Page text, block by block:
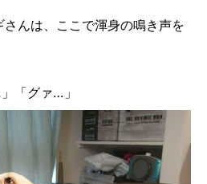
んは、ここで渾身の鳴き声を
「グァ…」